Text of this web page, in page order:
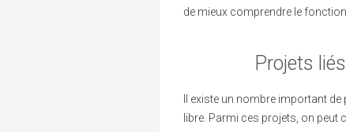
de mieux comprendre le
Projets
Il existe un nombre important
libre. Parmi ces projets, on peut